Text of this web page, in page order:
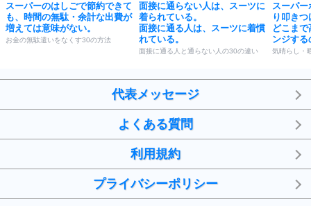
スーパーのはしごで節約できて
も、時間の無駄・余計な出費が
増えては意味がない。
お金の無駄遣いをなくす30の方法
面接に通らない人は、スーツに
着られている。
面接に通る人は、スーツに着慣
れている。
面接に通る人と通らない人の30の違い
スーパ
り叩きつ
どこま
ンジする
気晴らし・
代表メッセージ
よくある質問
利用規約
プライバシーポリシー